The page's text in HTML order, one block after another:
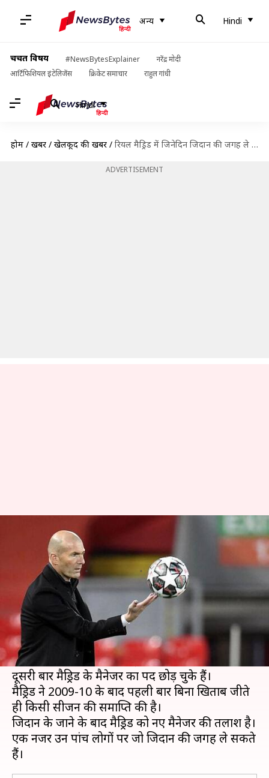
अन्य Hindi
चर्चित विषय #NewsBytesExplainer
नरेंद्र मोदी
आर्टिफिशियल इंटेलिजेंस
क्रिकेट समाचार राहुल गांधी
Hindi
होम / खबरें / खेलकूद की खबरें / रियल मैड्रिड में जिनेदिन जिदान की जगह ले सकते हैं ये पांच मैनेजर्स
ADVERTISEMENT
रियल मैड्रिड में जिनेदिन जिदान की
जगह ले सकते हैं ये पांच मैनेजर्स
Neeraj Pandey 08:30 am
क्या है खबर?
पूर्व फ्रेंच फुटबॉलर जिनेदिन जिदान ने रियल मैड्रिड के
मैनेजर पद
को छोड़ दिया है। उन्होंने 2020-21 सीजन
समाप्त होते ही अपने पद से इस्तीफा दे दिया। जिदान
दूसरी बार मैड्रिड के मैनेजर का पद छोड़ चुके हैं।
मैड्रिड ने 2009-10 के बाद पहली बार बिना खिताब जीते
ही किसी सीजन की समाप्ति की है।
जिदान के जाने के बाद मैड्रिड को नए मैनेजर की तलाश है।
एक नजर उन पांच लोगों पर जो जिदान की जगह ले सकते